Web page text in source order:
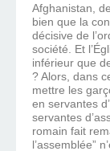
Afghanistan,
bien que la
décisive de
société. Et
inférieur que
? Alors, dans
mettre les
en servantes
servantes
romain fait
l’assemblée”